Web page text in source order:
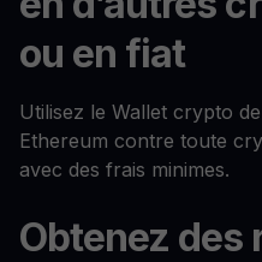
ou en fiat
Utilisez le Wallet crypto
Ethereum contre toute
avec des frais minimes.
Obtenez des